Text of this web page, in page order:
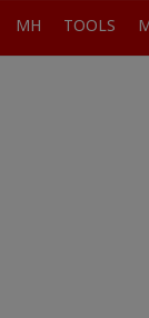
MH TOOLS